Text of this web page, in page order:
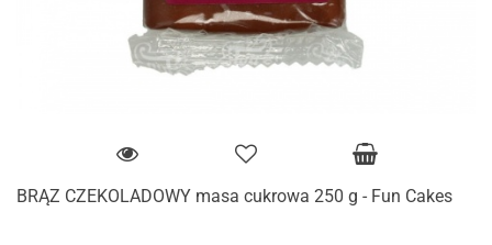
BRĄZ CZEKOLADOWY masa cukrowa 250 g - Fun Cakes